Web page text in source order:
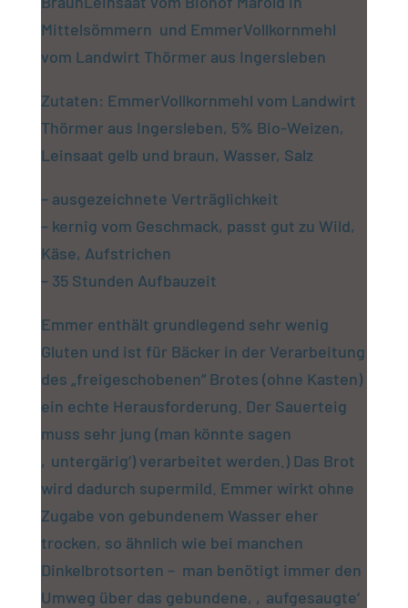
Mittelsömmern und EmmerVollkornmehl
vom Landwirt Thörmer aus Ingersleben
Zutaten: EmmerVollkornmehl vom Landwirt
Thörmer aus Ingersleben, 5% Bio-Weizen,
Leinsaat gelb und braun, Wasser, Salz
– ausgezeichnete Verträglichkeit
– kernig vom Geschmack, passt gut zu Wild,
Käse, Aufstrichen
– 35 Stunden Aufbauzeit
Emmer enthält grundlegend sehr wenig
Gluten und ist für Bäcker in der Verarbeitung
des „freigeschobenen“ Brotes (ohne Kasten)
ein echte Herausforderung. Der Sauerteig
muss sehr jung (man könnte sagen
‚untergärig‘) verarbeitet werden.) Das Brot
wird dadurch supermild. Emmer wirkt ohne
Zugabe von gebundenem Wasser eher
trocken, so ähnlich wie bei manchen
Dinkelbrotsorten – man benötigt immer den
Umweg über das gebundene, ‚aufgesaugte‘